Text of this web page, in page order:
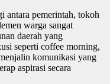
antara pemerintah, tokoh
warga sangat
daerah yang
seperti coffee morning,
komunikasi yang
aspirasi secara